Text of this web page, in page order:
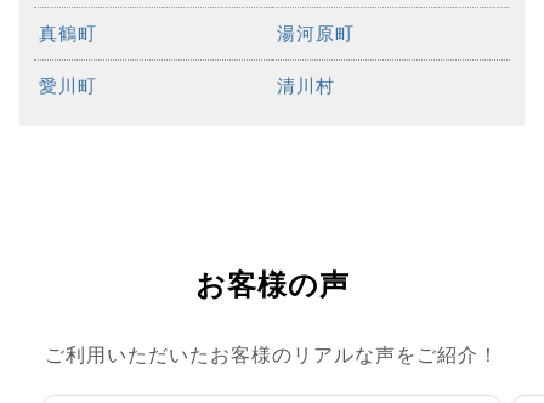
真鶴町 湯河原町
愛川町 清川村
お客様の声
ご利用いただいたお客様のリアルな声をご紹介！